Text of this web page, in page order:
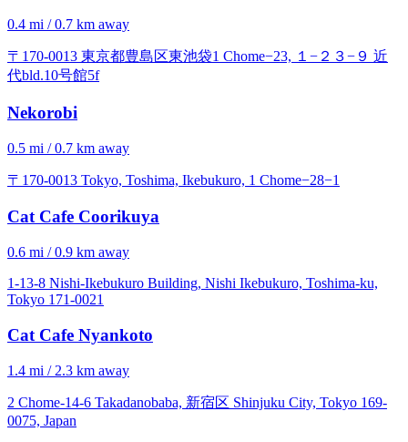
0.4 mi / 0.7 km away
〒170-0013 東京都豊島区東池袋1 Chome−23, １−２３−９ 近
代bld.10号館5f
Nekorobi
0.5 mi / 0.7 km away
〒170-0013 Tokyo, Toshima, Ikebukuro, 1 Chome−28−1
Cat Cafe Coorikuya
0.6 mi / 0.9 km away
1-13-8 Nishi-Ikebukuro Building, Nishi Ikebukuro, Toshima-ku,
Tokyo 171-0021
Cat Cafe Nyankoto
1.4 mi / 2.3 km away
2 Chome-14-6 Takadanobaba, 新宿区 Shinjuku City, Tokyo 169-
0075, Japan